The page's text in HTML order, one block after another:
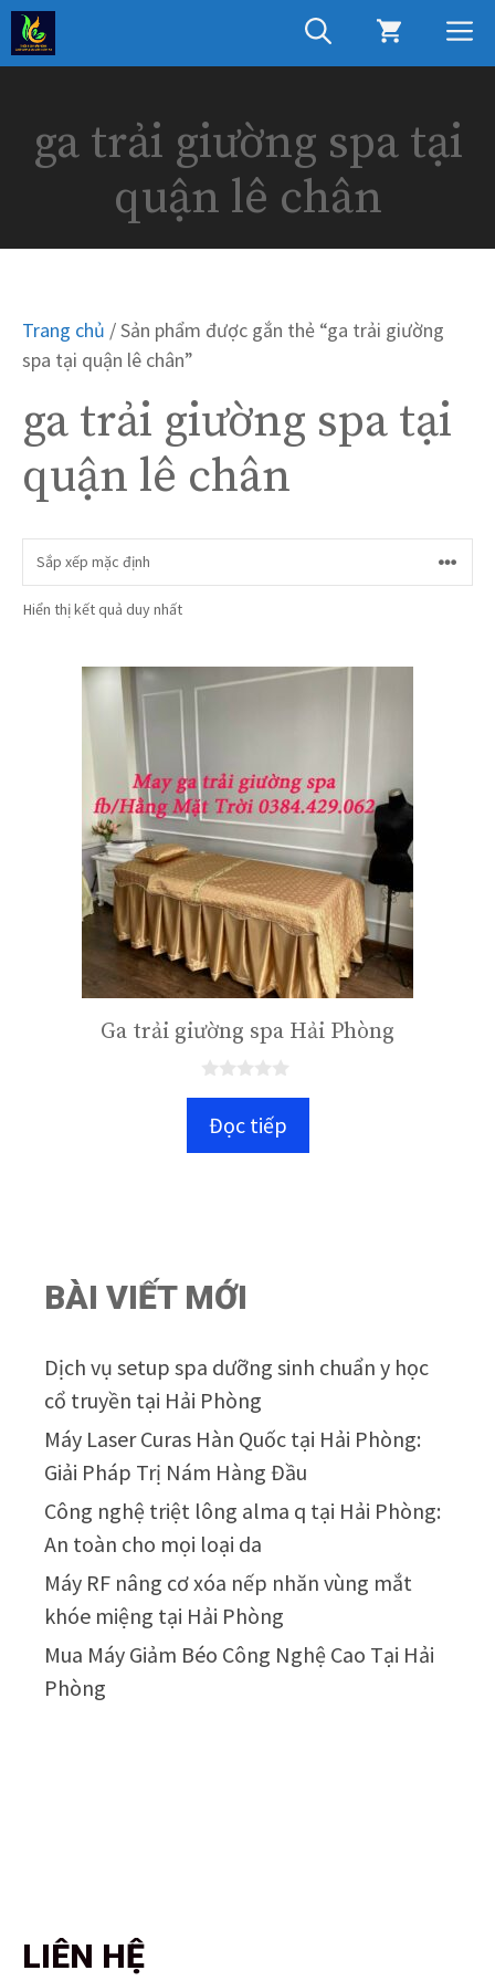
Chuyển
đến
nội
ga trải giường spa tại
quận lê chân
Trang chủ / Sản phẩm được gắn thẻ “ga trải giường
spa tại quận lê chân”
ga trải giường spa tại
quận lê chân
Hiển thị kết quả duy nhất
Ga trải giường spa Hải Phòng
gĐọc tiếp
BÀI VIẾT MỚI
Dịch vụ setup spa dưỡng sinh chuẩn y học
cổ truyền tại Hải Phòng
Máy Laser Curas Hàn Quốc tại Hải Phòng:
Giải Pháp Trị Nám Hàng Đầu
Công nghệ triệt lông alma q tại Hải Phòng:
An toàn cho mọi loại da
Máy RF nâng cơ xóa nếp nhăn vùng mắt
khóe miệng tại Hải Phòng
Mua Máy Giảm Béo Công Nghệ Cao Tại Hải
Phòng
LIÊN HỆ